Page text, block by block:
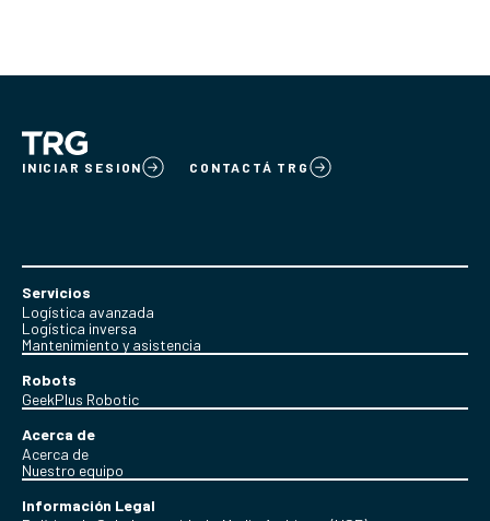
INICIAR SESION CONTACTÁ TRG
Servicios
Logística avanzada
Logística inversa
Mantenimiento y asistencia
Robots
GeekPlus Robotic
Acerca de
Acerca de
Nuestro equipo
Información Legal